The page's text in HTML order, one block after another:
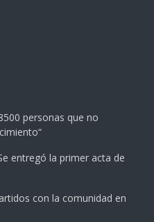
personas que no
entregó la primer acta de
con la comunidad en